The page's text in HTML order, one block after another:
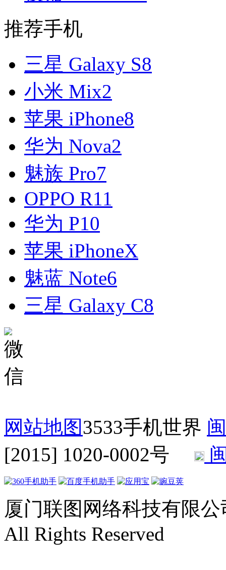
推荐手机
三星 Galaxy S8
小米 Mix2
苹果 iPhone8
华为 Nova2
魅族 Pro7
OPPO R11
华为 P10
苹果 iPhoneX
魅蓝 Note6
三星 Galaxy C8
网站地图3533手机世界
[2015] 1020-0002号
厦门联图网络科技有限公
All Rights Reserved